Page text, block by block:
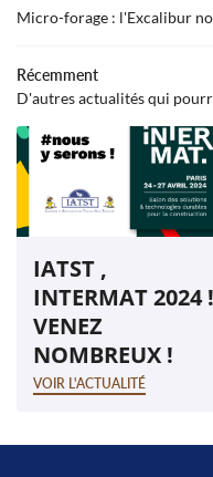
DEVIS
D’EMPLOI
RÉALISATIONS
VIDÉOS
AVIS
ACTUALITÉS
CONTACT
Micro-forage : l'Excalibur
Récemment
D'autres actualités qui
IATST ,
INTERMAT 2024 !
VENEZ
NOMBREUX !
VOIR L'ACTUALITÉ